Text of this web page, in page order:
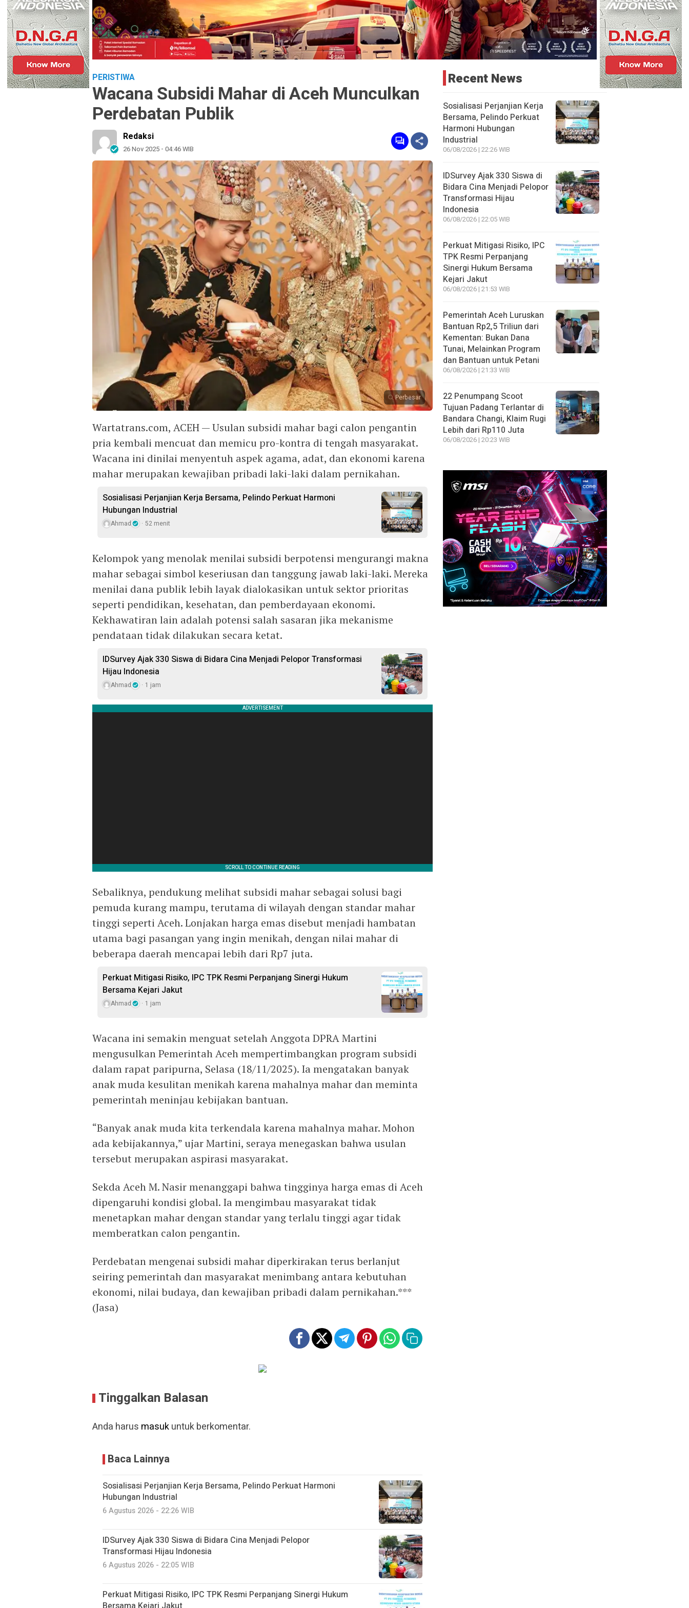
PERISTIWA
Wacana Subsidi Mahar di Aceh Munculkan
Perdebatan Publik
Redaksi
26 Nov 2025 - 04:46 WIB
Perbesar
Wartatrans.com, ACEH — Usulan subsidi mahar bagi calon pengantin
pria kembali mencuat dan memicu pro-kontra di tengah masyarakat.
Wacana ini dinilai menyentuh aspek agama, adat, dan ekonomi karena
mahar merupakan kewajiban pribadi laki-laki dalam pernikahan.
Sosialisasi Perjanjian Kerja Bersama, Pelindo Perkuat Harmoni
Hubungan Industrial
Ahmad 52 menit
Kelompok yang menolak menilai subsidi berpotensi mengurangi makna
mahar sebagai simbol keseriusan dan tanggung jawab laki-laki. Mereka
menilai dana publik lebih layak dialokasikan untuk sektor prioritas
seperti pendidikan, kesehatan, dan pemberdayaan ekonomi.
Kekhawatiran lain adalah potensi salah sasaran jika mekanisme
pendataan tidak dilakukan secara ketat.
IDSurvey Ajak 330 Siswa di Bidara Cina Menjadi Pelopor Transformasi
Hijau Indonesia
Ahmad 1 jam
Sebaliknya, pendukung melihat subsidi mahar sebagai solusi bagi
pemuda kurang mampu, terutama di wilayah dengan standar mahar
tinggi seperti Aceh. Lonjakan harga emas disebut menjadi hambatan
utama bagi pasangan yang ingin menikah, dengan nilai mahar di
beberapa daerah mencapai lebih dari Rp7 juta.
Perkuat Mitigasi Risiko, IPC TPK Resmi Perpanjang Sinergi Hukum
Bersama Kejari Jakut
Ahmad 1 jam
Wacana ini semakin menguat setelah Anggota DPRA Martini
mengusulkan Pemerintah Aceh mempertimbangkan program subsidi
dalam rapat paripurna, Selasa (18/11/2025). Ia mengatakan banyak
anak muda kesulitan menikah karena mahalnya mahar dan meminta
pemerintah meninjau kebijakan bantuan.
“Banyak anak muda kita terkendala karena mahalnya mahar. Mohon
ada kebijakannya,” ujar Martini, seraya menegaskan bahwa usulan
tersebut merupakan aspirasi masyarakat.
Sekda Aceh M. Nasir menanggapi bahwa tingginya harga emas di Aceh
dipengaruhi kondisi global. Ia mengimbau masyarakat tidak
menetapkan mahar dengan standar yang terlalu tinggi agar tidak
memberatkan calon pengantin.
Perdebatan mengenai subsidi mahar diperkirakan terus berlanjut
seiring pemerintah dan masyarakat menimbang antara kebutuhan
ekonomi, nilai budaya, dan kewajiban pribadi dalam pernikahan.***
(Jasa)
Tinggalkan Balasan
Anda harus masukuntuk berkomentar.
Baca Lainnya
Sosialisasi Perjanjian Kerja Bersama, Pelindo Perkuat Harmoni
Hubungan Industrial
6 Agustus 2026 - 22:26 WIB
IDSurvey Ajak 330 Siswa di Bidara Cina Menjadi Pelopor
Transformasi Hijau Indonesia
6 Agustus 2026 - 22:05 WIB
Perkuat Mitigasi Risiko, IPC TPK Resmi Perpanjang Sinergi Hukum
Recent News
Sosialisasi Perjanjian Kerja
Bersama, Pelindo Perkuat
Harmoni Hubungan
Industrial
06/08/2026 | 22:26 WIB
IDSurvey Ajak 330 Siswa di
Bidara Cina Menjadi Pelopor
Transformasi Hijau
Indonesia
06/08/2026 | 22:05 WIB
Perkuat Mitigasi Risiko, IPC
TPK Resmi Perpanjang
Sinergi Hukum Bersama
Kejari Jakut
06/08/2026 | 21:53 WIB
Pemerintah Aceh Luruskan
Bantuan Rp2,5 Triliun dari
Kementan: Bukan Dana
Tunai, Melainkan Program
dan Bantuan untuk Petani
06/08/2026 | 21:33 WIB
22 Penumpang Scoot
Tujuan Padang Terlantar di
Bandara Changi, Klaim Rugi
Lebih dari Rp110 Juta
06/08/2026 | 20:23 WIB